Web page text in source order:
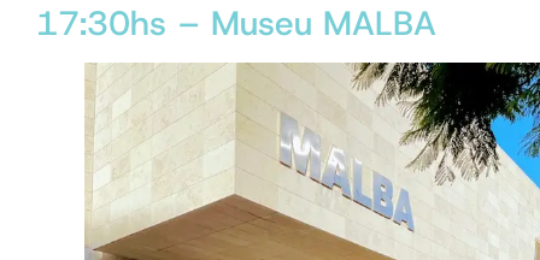
17:30hs – Museu MALBA